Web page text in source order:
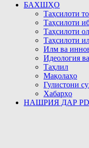
БАХШҲО
Таҳсилоти
Таҳсилоти
Таҳсилоти
Таҳсилоти
Илм ва
Идеология
Таҳлил
Мақолаҳо
Гулистони
Хабарҳо
НАШРИЯ ДАР